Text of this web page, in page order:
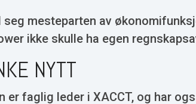
mesteparten av
ikke skulle ha egen
NYTT
er faglig leder i XACCT, og har